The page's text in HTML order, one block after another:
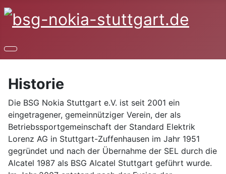
Historie
Die BSG Nokia Stuttgart e.V. ist seit 2001 ein
eingetragener, gemeinnütziger Verein, der als
Betriebssportgemeinschaft der Standard Elektrik
Lorenz AG in Stuttgart-Zuffenhausen im Jahr 1951
gegründet und nach der Übernahme der SEL durch die
Alcatel 1987 als BSG Alcatel Stuttgart geführt wurde.